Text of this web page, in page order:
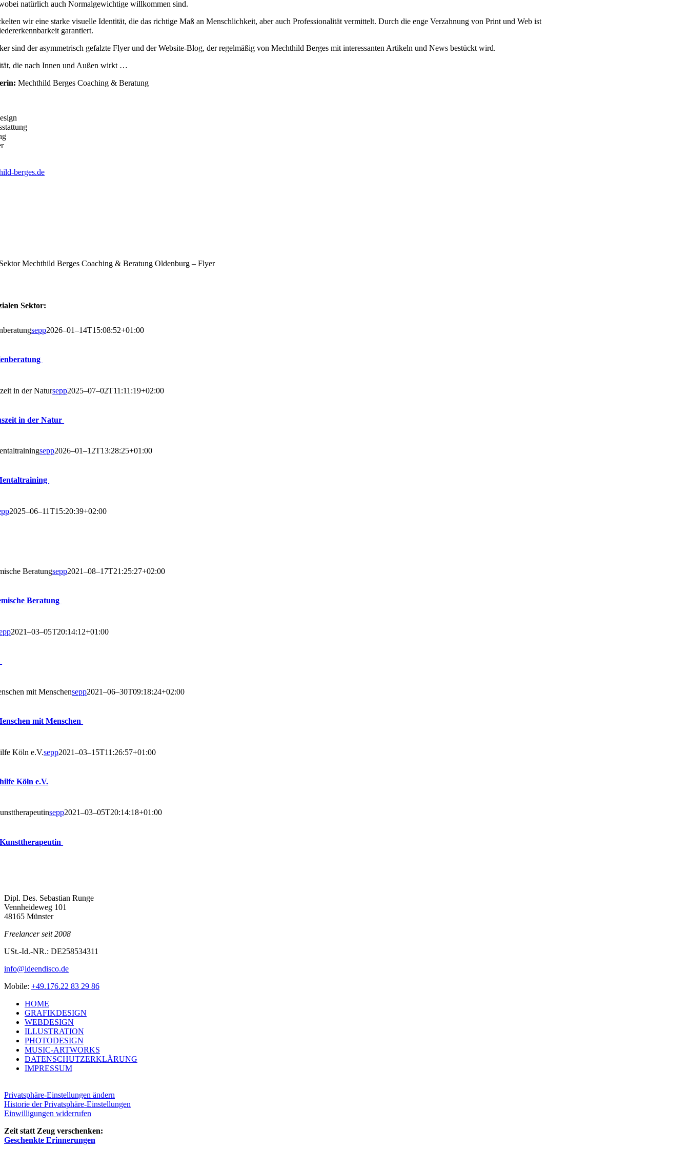
natür­lich auch Nor­mal­ge­wich­ti­ge will­kom­men sind.
wir eine star­ke visu­el­le Iden­ti­tät, die das rich­ti­ge Maß an Mensch­lich­keit, aber auch Pro­fes­sio­na­li­tät ver­mit­telt. Durch die enge Ver­zah­nung von Print und Web ist
garantiert.
sind der asym­me­trisch gefalz­te Fly­er und der Web­­si­te-Blog, der regel­mä­ßig von Mecht­hild Ber­ges mit inter­es­san­ten Arti­keln und News bestückt wird.
die nach Innen und Außen wirkt …
Mecht­hild Ber­ges Coa­ching & Beratung
berges.de
Sektor:
sepp2026–01–14T15:08:52+01:00
in der Natursepp2025–07–02T11:11:19+02:00
in der Natur
sepp2026–01–12T13:28:25+01:00
2025–06–11T15:20:39+02:00
Bera­tungsepp2021–08–17T21:25:27+02:00
Beratung
2021–03–05T20:14:12+01:00
mit Men­schensepp2021–06–30T09:18:24+02:00
mit Menschen
Köln e.V.sepp2021–03–15T11:26:57+01:00
Köln e.V.
sepp2021–03–05T20:14:18+01:00
Dipl. Des. Sebas­ti­an Runge
Venn­hei­de­weg 101
48165 Münster
Free­lan­cer seit 2008
USt.-Id.-NR.: DE258534311
info@ideendisco.de
Mobi­le: +49.176.22 83 29 86
HOME
GRA­FIK­DE­SIGN
WEB­DE­SIGN
ILLUS­TRA­TI­ON
PHO­TO­DE­SIGN
MUSIC-ART­WORKS
DATEN­SCHUTZ­ER­KLÄ­RUNG
IMPRES­SUM
Privatsphäre-Einstellungen ändern
Historie der Privatsphäre-Einstellungen
Einwilligungen widerrufen
Zeit statt Zeug verschenken:
Geschenk­te Erinnerungen